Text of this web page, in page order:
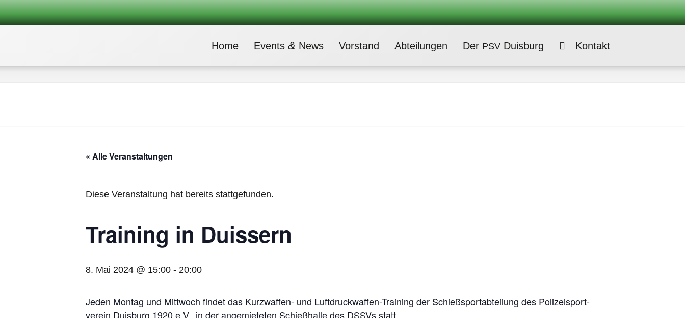
Home Events & News Vor­stand Abtei­lun­gen Der PSVDuisburg Kontakt
« Alle Veranstaltungen
Diese Veranstaltung hat bereits stattgefunden.
Trai­ning in Duissern
8. Mai 2024 @ 15:00 - 20:00
Jeden Mon­tag und Mitt­woch fin­det das Kurz­waf­fen- und Luft­druck­waf­fen-Trai­ning der Schieß­sport­ab­tei­lung des Poli­zei­sport­
ver­ein Duis­burg 1920 e.V., in der ange­mie­te­ten Schieß­halle des DSSVs statt.